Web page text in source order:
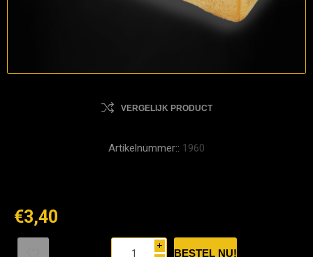
VERGELIJK PRODUCT
Artikelnummer:: 1960
€3,40
i